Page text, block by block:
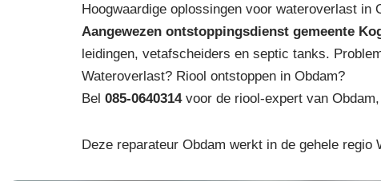
Hoogwaardige oplossingen voor wateroverlast in
Aangewezen ontstoppingsdienst gemeente
leidingen, vetafscheiders en septic tanks.
Wateroverlast? Riool ontstoppen in Obdam?
Bel 085-0640314 voor de riool-expert van
Deze reparateur Obdam werkt in de gehele